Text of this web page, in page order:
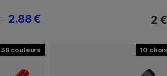
2.88 € 2 €
38 10